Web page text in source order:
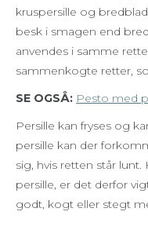
kruspersille og
besk i smagen end
anvendes i samme
sammenkogte retter,
SE OGSÅ: Pesto med
Persille kan fryses og
persille kan der
sig, hvis retten står
persille, er det derfor
godt, kogt eller stegt